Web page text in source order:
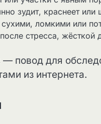
зудит, краснеет или
ломкими или
стресса, жёсткой
повод для
из интернета.